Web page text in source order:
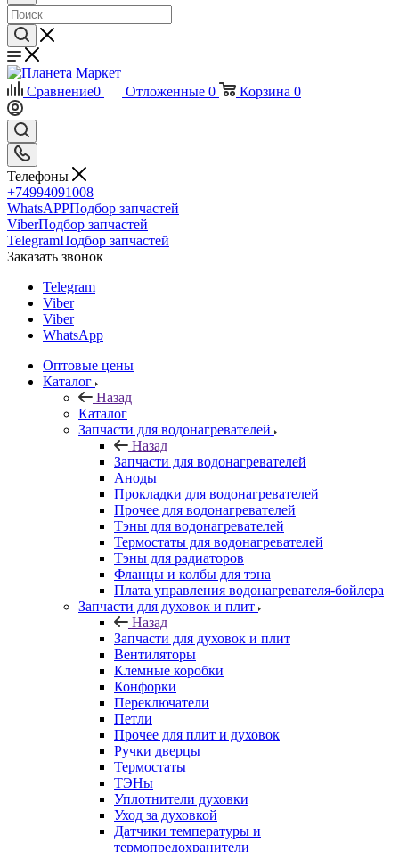
Сравнение0 Отложенные 0 Корзина 0
Телефоны
+74994091008
WhatsAPPПодбор запчастей
ViberПодбор запчастей
TelegramПодбор запчастей
Заказать звонок
Telegram
Viber
Viber
WhatsApp
Оптовые цены
Каталог
Назад
Каталог
Запчасти для водонагревателей
Назад
Запчасти для водонагревателей
Аноды
Прокладки для водонагревателей
Прочее для водонагревателей
Тэны для водонагревателей
Термостаты для водонагревателей
Тэны для радиаторов
Фланцы и колбы для тэна
Плата управления водонагревателя-бойлера
Запчасти для духовок и плит
Назад
Запчасти для духовок и плит
Вентиляторы
Клемные коробки
Конфорки
Переключатели
Петли
Прочее для плит и духовок
Ручки дверцы
Термостаты
ТЭНы
Уплотнители духовки
Уход за духовкой
Датчики температуры и
термопредохранители